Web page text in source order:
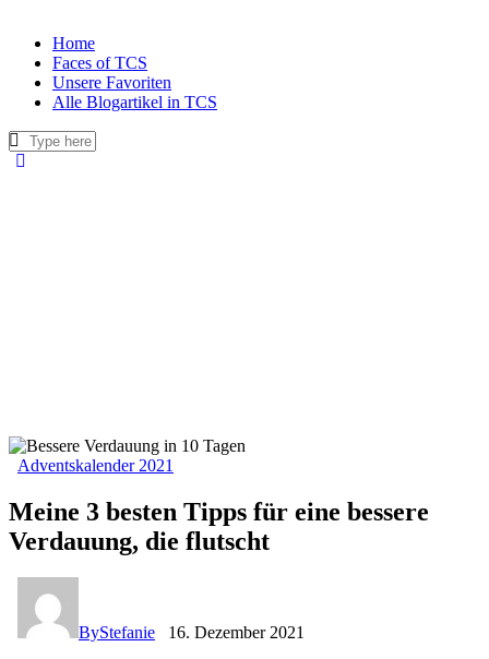
Home
Faces of TCS
Unsere Favoriten
Alle Blogartikel in TCS
Adventskalender 2021
Meine 3 besten Tipps für eine bessere
Verdauung, die flutscht
ByStefanie
16. Dezember 2021